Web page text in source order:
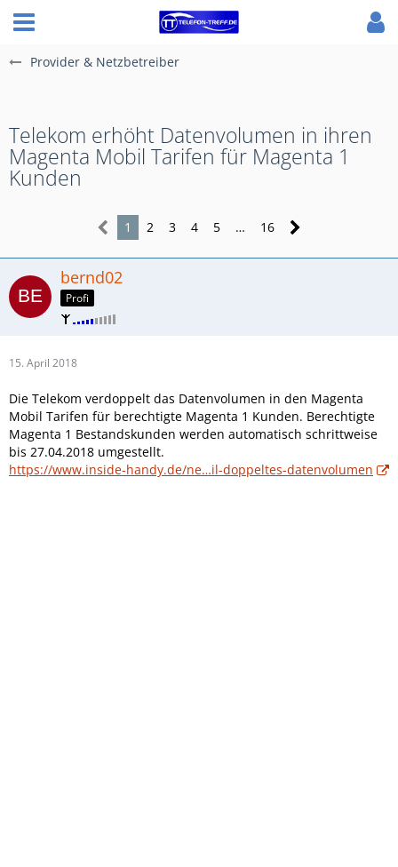
Provider & Netzbetreiber
Telekom erhöht Datenvolumen in ihren
Magenta Mobil Tarifen für Magenta 1
Kunden
1 2 3 4 5 … 16
bernd02
Profi
15. April 2018
Die Telekom verdoppelt das Datenvolumen in den Magenta
Mobil Tarifen für berechtigte Magenta 1 Kunden. Berechtigte
Magenta 1 Bestandskunden werden automatisch schrittweise
bis 27.04.2018 umgestellt.
https://www.inside-handy.de/ne…il-doppeltes-datenvolumen